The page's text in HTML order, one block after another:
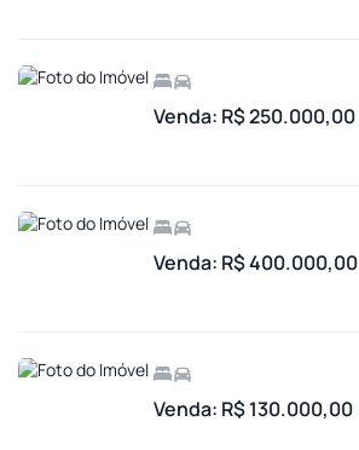
Venda: R$ 250.000,00
Venda: R$ 400.000,00
Venda: R$ 130.000,00